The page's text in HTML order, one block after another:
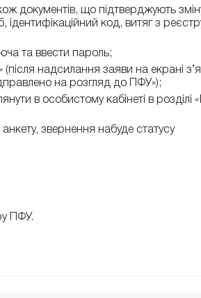
документів, що підтверджують
код, витяг з
та ввести пароль;
надсилання заяви на екрані
на розгляд до ПФУ»);
в особистому кабінеті в розділі
звернення набуде статусу
ПФУ.